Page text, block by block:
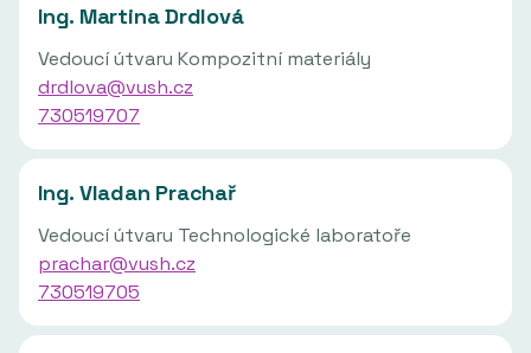
Ing. Martina Drdlová
Vedoucí útvaru Kompozitní materiály
drdlova@vush.cz
730519707
Ing. Vladan Prachař
Vedoucí útvaru Technologické laboratoře
prachar@vush.cz
730519705